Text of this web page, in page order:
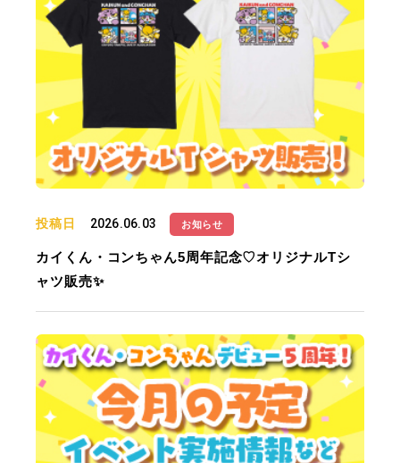
投稿日 2026.06.03 お知らせ
カイくん・コンちゃん5周年記念♡オリジナルTシ
ャツ販売✨